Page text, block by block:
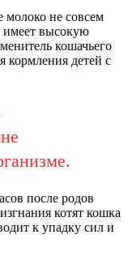
молоко не совсем
имеет высокую
кошачьего
кормления детей с
после родов
котят кошка
к упадку сил и